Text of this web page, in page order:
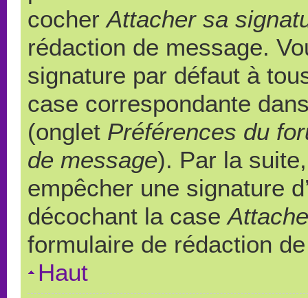
cocherAttacher sa
rédaction de message.
signature par défaut à
case correspondante
(onglet Préférences du
de message). Par la
empêcher une signature
décochant la case
formulaire de rédaction
Haut